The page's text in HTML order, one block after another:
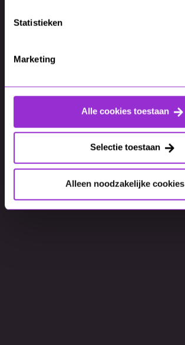
Statistieken
Marketing
Alle cookies toestaan
Selectie toestaan
Alleen noodzakelijke cookies